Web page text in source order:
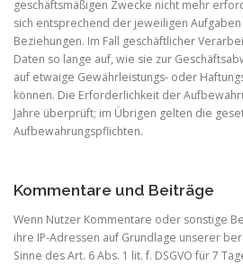
geschäftsmäßigen Zwecke nicht mehr
sich entsprechend der jeweiligen
Beziehungen. Im Fall geschäftlicher
Daten so lange auf, wie sie zur
auf etwaige Gewährleistungs- oder
können. Die Erforderlichkeit der
Jahre überprüft; im Übrigen gelten die
Aufbewahrungspflichten.
Kommentare und Beiträge
Wenn Nutzer Kommentare oder sonstige
ihre IP-Adressen auf Grundlage unserer
Sinne des Art. 6 Abs. 1 lit. f. DSGVO für 7